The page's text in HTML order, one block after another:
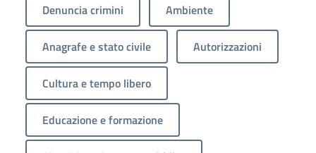
Denuncia crimini Ambiente
Anagrafe e stato civile Autorizzazioni
Cultura e tempo libero
Educazione e formazione